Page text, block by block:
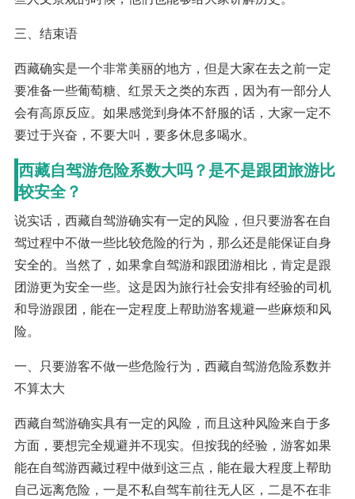
三、结束语
西藏确实是一个非常美丽的地方，但是大家在去之前一定
要准备一些葡萄糖、红景天之类的东西，因为有一部分人
会有高原反应。如果感觉到身体不舒服的话，大家一定不
要过于兴奋，不要大叫，要多休息多喝水。
西藏自驾游危险系数大吗？是不是跟团旅游比
较安全？
说实话，西藏自驾游确实有一定的风险，但只要游客在自
驾过程中不做一些比较危险的行为，那么还是能保证自身
安全的。当然了，如果拿自驾游和跟团游相比，肯定是跟
团游更为安全一些。这是因为旅行社会安排有经验的司机
和导游跟团，能在一定程度上帮助游客规避一些麻烦和风
险。
一、只要游客不做一些危险行为，西藏自驾游危险系数并
不算太大
西藏自驾游确实具有一定的风险，而且这种风险来自于多
方面，要想完全规避并不现实。但按我的经验，游客如果
能在自驾游西藏过程中做到这三点，能在最大程度上帮助
自己远离危险，一是不私自驾车前往无人区，二是不在非